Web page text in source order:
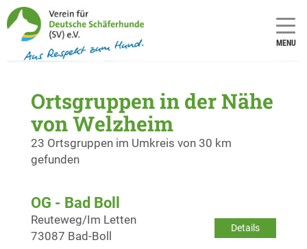
MENU
Ortsgruppen in der Nähe
von Welzheim
23 Ortsgruppen im Umkreis von 30 km
gefunden
OG - Bad Boll
Details
Reuteweg/Im Letten
73087 Bad-Boll